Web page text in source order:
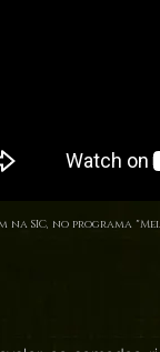
na SIC, no programa